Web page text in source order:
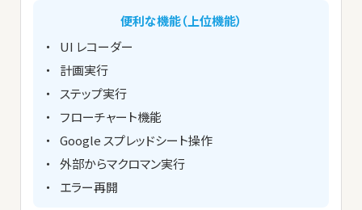
便利な機能（上位機能）
UI レコーダー
計画実行
ステップ実行
フローチャート機能
Google スプレッドシート操作
外部からマクロマン実行
エラー再開